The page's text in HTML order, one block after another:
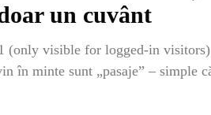
un cuvânt
(only visible for logged-in
în minte sunt „pasaje” – simple